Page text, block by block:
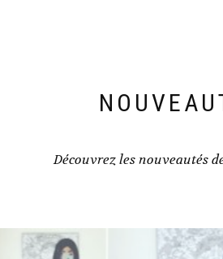
Découvrez les nouveautés